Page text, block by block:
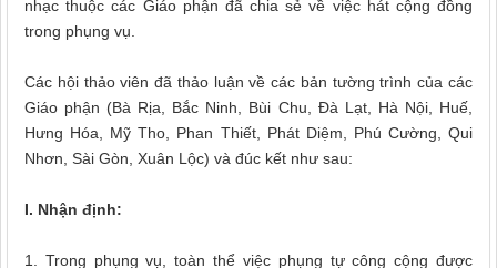
nhạc thuộc các Giáo phận đã chia sẻ về việc hát cộng đồng
trong phụng vụ.
Các hội thảo viên đã thảo luận về các bản tường trình của các
Giáo phận (Bà Rịa, Bắc Ninh, Bùi Chu, Đà Lạt, Hà Nội, Huế,
Hưng Hóa, Mỹ Tho, Phan Thiết, Phát Diệm, Phú Cường, Qui
Nhơn, Sài Gòn, Xuân Lộc) và đúc kết như sau:
I. Nhận định:
1. Trong phụng vụ, toàn thể việc phụng tự công cộng được